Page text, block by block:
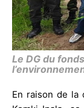
Le DG du
En raison de la